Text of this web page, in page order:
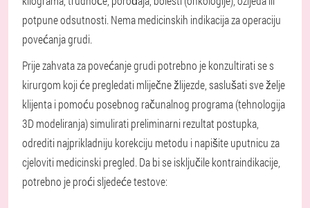
potpune odsutnosti. Nema medicinskih indikacija za operaciju
povećanja grudi.
Prije zahvata za povećanje grudi potrebno je konzultirati se s
kirurgom koji će pregledati mliječne žlijezde, saslušati sve želje
klijenta i pomoću posebnog računalnog programa (tehnologija
3D modeliranja) simulirati preliminarni rezultat postupka,
odrediti najprikladniju korekciju metodu i napišite uputnicu za
cjeloviti medicinski pregled. Da bi se isključile kontraindikacije,
potrebno je proći sljedeće testove: